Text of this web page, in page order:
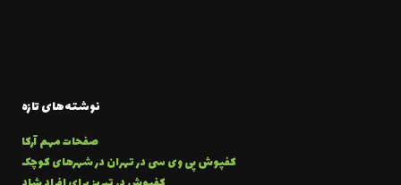
نوشته‌های تازه
صفحات مهم آرکا
کفپوش پی وی سی در تهران در شهرهای کوچک